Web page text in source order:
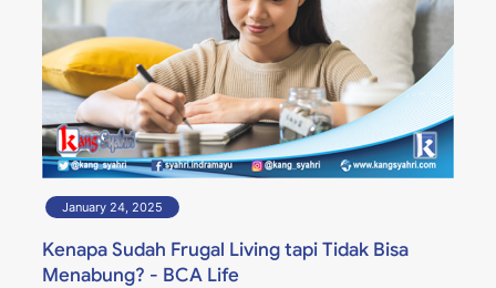
January 24, 2025
Kenapa Sudah Frugal Living tapi Tidak Bisa
Menabung? - BCA Life